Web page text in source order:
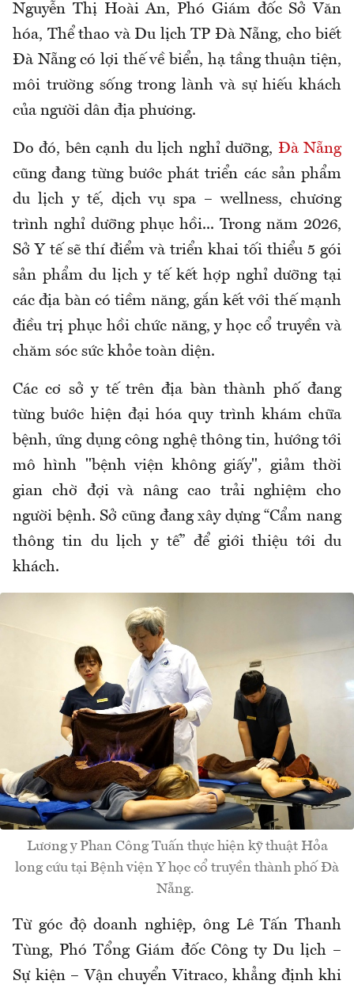
Nguyễn Thị Hoài An, Phó Giám đốc Sở Văn
hóa, Thể thao và Du lịch TP Đà Nẵng, cho biết
Đà Nẵng có lợi thế về biển, hạ tầng thuận tiện,
môi trường sống trong lành và sự hiếu khách
của người dân địa phương.
Do đó, bên cạnh du lịch nghỉ dưỡng, Đà Nẵng
cũng đang từng bước phát triển các sản phẩm
du lịch y tế, dịch vụ spa – wellness, chương
trình nghỉ dưỡng phục hồi... Trong năm 2026,
Sở Y tế sẽ thí điểm và triển khai tối thiểu 5 gói
sản phẩm du lịch y tế kết hợp nghỉ dưỡng tại
các địa bàn có tiềm năng, gắn kết với thế mạnh
điều trị phục hồi chức năng, y học cổ truyền và
chăm sóc sức khỏe toàn diện.
Các cơ sở y tế trên địa bàn thành phố đang
từng bước hiện đại hóa quy trình khám chữa
bệnh, ứng dụng công nghệ thông tin, hướng tới
mô hình "bệnh viện không giấy", giảm thời
gian chờ đợi và nâng cao trải nghiệm cho
người bệnh. Sở cũng đang xây dựng “Cẩm nang
thông tin du lịch y tế” để giới thiệu tới du
khách.
Lương y Phan Công Tuấn thực hiện kỹ thuật Hỏa
long cứu tại Bệnh viện Y học cổ truyền thành phố Đà
Nẵng.
Từ góc độ doanh nghiệp, ông Lê Tấn Thanh
Tùng, Phó Tổng Giám đốc Công ty Du lịch –
Sự kiện – Vận chuyển Vitraco, khẳng định khi